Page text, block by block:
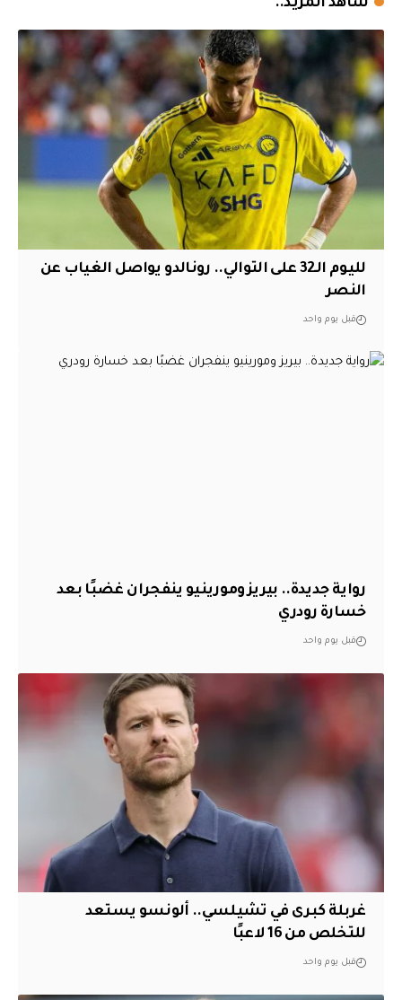
شاهد المزيد..
لليوم الـ32 على التوالي.. رونالدو يواصل الغياب عن
النصر
قبل يوم واحد
رواية جديدة.. بيريز ومورينيو ينفجران غضبًا بعد
خسارة رودري
قبل يوم واحد
غربلة كبرى في تشيلسي.. ألونسو يستعد
للتخلص من 16 لاعبًا
قبل يوم واحد